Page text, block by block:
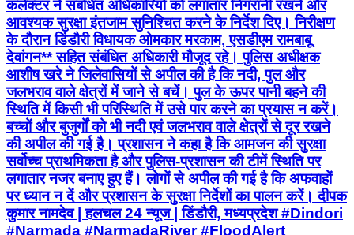
कलेक्टर ने संबंधित अधिकारियों को लगातार निगरानी रखने और
आवश्यक सुरक्षा इंतजाम सुनिश्चित करने के निर्देश दिए। निरीक्षण
के दौरान डिंडौरी विधायक ओमकार मरकाम, एसडीएम रामबाबू
देवांगन** सहित संबंधित अधिकारी मौजूद रहे। पुलिस अधीक्षक
आशीष खरे ने जिलेवासियों से अपील की है कि नदी, पुल और
जलभराव वाले क्षेत्रों में जाने से बचें। पुल के ऊपर पानी बहने की
स्थिति में किसी भी परिस्थिति में उसे पार करने का प्रयास न करें।
बच्चों और बुजुर्गों को भी नदी एवं जलभराव वाले क्षेत्रों से दूर रखने
की अपील की गई है। प्रशासन ने कहा है कि आमजन की सुरक्षा
सर्वोच्च प्राथमिकता है और पुलिस-प्रशासन की टीमें स्थिति पर
लगातार नजर बनाए हुए हैं। लोगों से अपील की गई है कि अफवाहों
पर ध्यान न दें और प्रशासन के सुरक्षा निर्देशों का पालन करें। दीपक
कुमार नामदेव | हलचल 24 न्यूज | डिंडौरी, मध्यप्रदेश #Dindori
#Narmada #NarmadaRiver #FloodAlert